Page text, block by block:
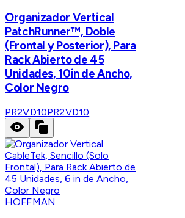
Organizador Vertical
PatchRunner™, Doble
(Frontal y Posterior), Para
Rack Abierto de 45
Unidades, 10in de Ancho,
Color Negro
PR2VD10PR2VD10
HOFFMAN